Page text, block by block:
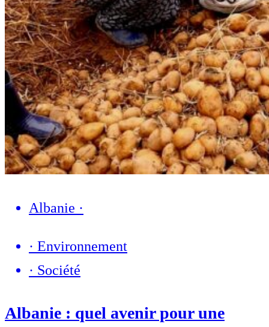
Albanie ·
· Environnement
· Société
Albanie : quel avenir pour une